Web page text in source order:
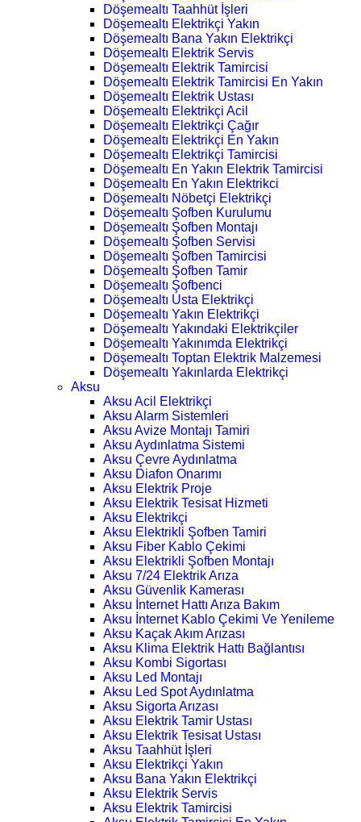
Döşemealtı Taahhüt İşleri
Döşemealtı Elektrikçi Yakın
Döşemealtı Bana Yakın Elektrikçi
Döşemealtı Elektrik Servis
Döşemealtı Elektrik Tamircisi
Döşemealtı Elektrik Tamircisi En Yakın
Döşemealtı Elektrik Ustası
Döşemealtı Elektrikçi Acil
Döşemealtı Elektrikçi Çağır
Döşemealtı Elektrikçi En Yakın
Döşemealtı Elektrikçi Tamircisi
Döşemealtı En Yakın Elektrik Tamircisi
Döşemealtı En Yakın Elektrikci
Döşemealtı Nöbetçi Elektrikçi
Döşemealtı Şofben Kurulumu
Döşemealtı Şofben Montajı
Döşemealtı Şofben Servisi
Döşemealtı Şofben Tamircisi
Döşemealtı Şofben Tamir
Döşemealtı Şofbenci
Döşemealtı Usta Elektrikçi
Döşemealtı Yakın Elektrikçi
Döşemealtı Yakındaki Elektrikçiler
Döşemealtı Yakınımda Elektrikçi
Döşemealtı Toptan Elektrik Malzemesi
Döşemealtı Yakınlarda Elektrikçi
Aksu
Aksu Acil Elektrikçi
Aksu Alarm Sistemleri
Aksu Avize Montajı Tamiri
Aksu Aydınlatma Sistemi
Aksu Çevre Aydınlatma
Aksu Diafon Onarımı
Aksu Elektrik Proje
Aksu Elektrik Tesisat Hizmeti
Aksu Elektrikçi
Aksu Elektrikli Şofben Tamiri
Aksu Fiber Kablo Çekimi
Aksu Elektrikli Şofben Montajı
Aksu 7/24 Elektrik Arıza
Aksu Güvenlik Kamerası
Aksu İnternet Hattı Arıza Bakım
Aksu İnternet Kablo Çekimi Ve Yenileme
Aksu Kaçak Akım Arızası
Aksu Klima Elektrik Hattı Bağlantısı
Aksu Kombi Sigortası
Aksu Led Montajı
Aksu Led Spot Aydınlatma
Aksu Sigorta Arızası
Aksu Elektrik Tamir Ustası
Aksu Elektrik Tesisat Ustası
Aksu Taahhüt İşleri
Aksu Elektrikçi Yakın
Aksu Bana Yakın Elektrikçi
Aksu Elektrik Servis
Aksu Elektrik Tamircisi